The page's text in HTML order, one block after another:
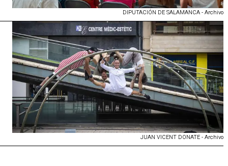
DIPUTACIÓN DE SALAMANCA - Archivo
JUAN VICENT DONATE - Archivo